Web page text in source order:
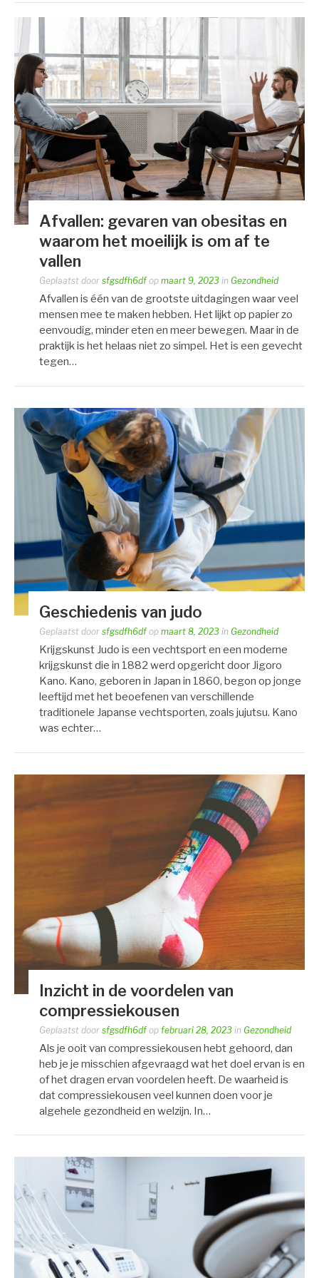
Afvallen: gevaren van obesitas en
waarom het moeilijk is om af te
vallen
Geplaatst door sfgsdfh6df op maart 9, 2023 in Gezondheid
Afvallen is één van de grootste uitdagingen waar veel
mensen mee te maken hebben. Het lijkt op papier zo
eenvoudig, minder eten en meer bewegen. Maar in de
praktijk is het helaas niet zo simpel. Het is een gevecht
tegen…
Geschiedenis van judo
Geplaatst door sfgsdfh6df op maart 8, 2023 in Gezondheid
Krijgskunst Judo is een vechtsport en een moderne
krijgskunst die in 1882 werd opgericht door Jigoro
Kano. Kano, geboren in Japan in 1860, begon op jonge
leeftijd met het beoefenen van verschillende
traditionele Japanse vechtsporten, zoals jujutsu. Kano
was echter…
Inzicht in de voordelen van
compressiekousen
Geplaatst door sfgsdfh6df op februari 28, 2023 in Gezondheid
Als je ooit van compressiekousen hebt gehoord, dan
heb je je misschien afgevraagd wat het doel ervan is en
of het dragen ervan voordelen heeft. De waarheid is
dat compressiekousen veel kunnen doen voor je
algehele gezondheid en welzijn. In…